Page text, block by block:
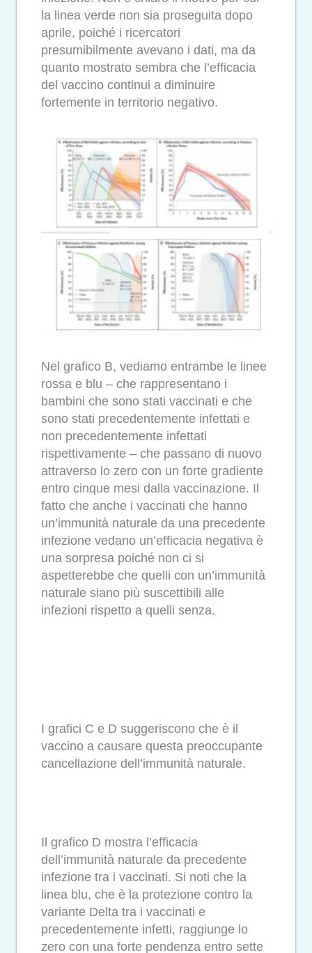
la linea verde non sia proseguita dopo
aprile, poiché i ricercatori
presumibilmente avevano i dati, ma da
quanto mostrato sembra che l’efficacia
del vaccino continui a diminuire
fortemente in territorio negativo.
Nel grafico B, vediamo entrambe le linee
rossa e blu – che rappresentano i
bambini che sono stati vaccinati e che
sono stati precedentemente infettati e
non precedentemente infettati
rispettivamente – che passano di nuovo
attraverso lo zero con un forte gradiente
entro cinque mesi dalla vaccinazione. Il
fatto che anche i vaccinati che hanno
un’immunità naturale da una precedente
infezione vedano un’efficacia negativa è
una sorpresa poiché non ci si
aspetterebbe che quelli con un’immunità
naturale siano più suscettibili alle
infezioni rispetto a quelli senza.
I grafici C e D suggeriscono che è il
vaccino a causare questa preoccupante
cancellazione dell’immunità naturale.
Il grafico D mostra l’efficacia
dell’immunità naturale da precedente
infezione tra i vaccinati. Si noti che la
linea blu, che è la protezione contro la
variante Delta tra i vaccinati e
precedentemente infetti, raggiunge lo
zero con una forte pendenza entro sette